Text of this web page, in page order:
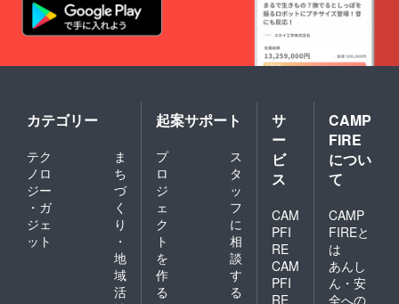
カテゴリー
テク
ノロ
ジー
・ガ
ジェ
ット
ま
ち
づ
く
り
・
地
域
活
起案サポート
プ
ロ
ジ
ェ
ク
ト
を
作
る
ス
タ
ッ
フ
に
相
談
す
る
サ
ー
ビ
ス
CAM
PFI
RE
CAM
PFI
RE
CAMP
FIRE
につい
て
CAMP
FIREと
は
あんし
ん・安
全への